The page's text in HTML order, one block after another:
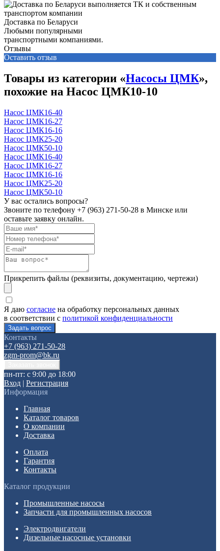
Доставка по Беларуси
Любыми популярными
транспортными компаниями.
Отзывы
Оставить отзыв
Товары из категории «Насосы ЦМК»,
похожие на Насос ЦМК10-10
Насос ЦМК16-40
Насос ЦМК16-27
Насос ЦМК16-16
Насос ЦМК25-20
Насос ЦМК50-10
Насос ЦМК16-40
Насос ЦМК16-27
Насос ЦМК16-16
Насос ЦМК25-20
Насос ЦМК50-10
У вас остались вопросы?
Звоните по телефону +7 (963) 271-50-28 в Минске или
оставьте заявку онлайн.
Прикрепить файлы (реквизиты, документацию, чертежи)
Я даю согласие на обработку персональных данных
в соответствии с политикой конфиденциальности
Контакты
+7 (963) 271-50-28
zgm-prom@bk.ru
пн-пт: с 9:00 до 18:00
Вход | Регистрация
Информация
Главная
Каталог товаров
О компании
Доставка
Оплата
Гарантия
Контакты
Каталог продукции
Промышленные насосы
Запчасти для промышленных насосов
Электродвигатели
Дизельные насосные установки